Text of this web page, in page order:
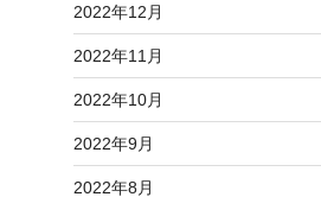
2022年12月
2022年11月
2022年10月
2022年9月
2022年8月